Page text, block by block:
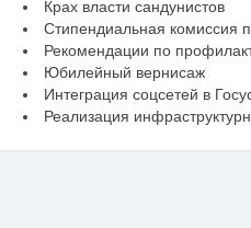
Крах власти сандунистов
Стипендиальная комиссия
Рекомендации по
Юбилейный вернисаж
Интеграция соцсетей в
Реализация